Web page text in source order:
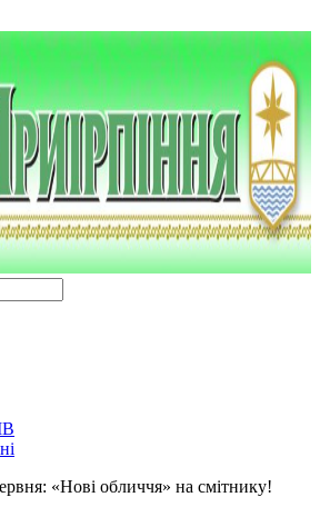
«Нові обличчя» на смітнику!